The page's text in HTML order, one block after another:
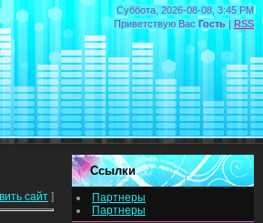
Суббота, 2026-08-08, 3:45 PM
Приветствую Вас Гость | RSS
сайт ]
Ссылки
Партнеры
Партнеры